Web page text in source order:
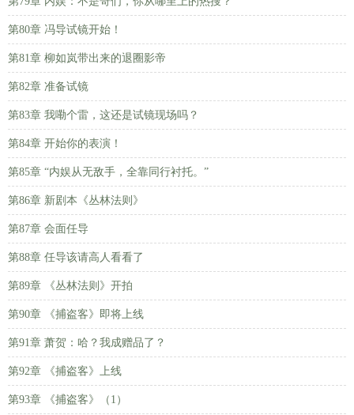
第80章 冯导试镜开始！
第81章 柳如岚带出来的退圈影帝
第82章 准备试镜
第83章 我嘞个雷，这还是试镜现场吗？
第84章 开始你的表演！
第85章 “内娱从无敌手，全靠同行衬托。”
第86章 新剧本《丛林法则》
第87章 会面任导
第88章 任导该请高人看看了
第89章 《丛林法则》开拍
第90章 《捕盗客》即将上线
第91章 萧贺：哈？我成赠品了？
第92章 《捕盗客》上线
第93章 《捕盗客》（1）